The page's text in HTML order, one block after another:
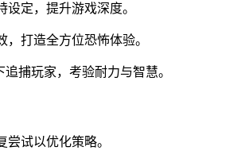
定，提升游戏深度。
打造全方位恐怖体验。
捕玩家，考验耐力与智慧。
试以优化策略。